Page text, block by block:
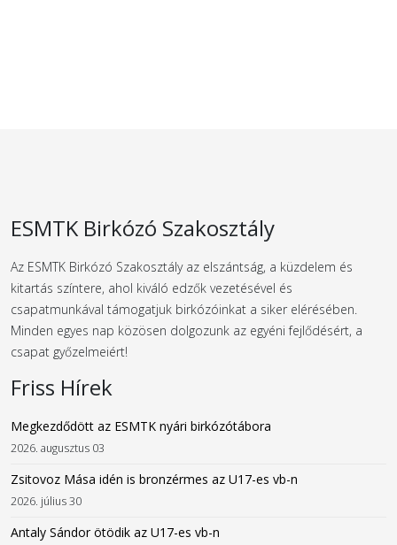
ESMTK Birkózó Szakosztály
Az ESMTK Birkózó Szakosztály az elszántság, a küzdelem és
kitartás színtere, ahol kiváló edzők vezetésével és
csapatmunkával támogatjuk birkózóinkat a siker elérésében.
Minden egyes nap közösen dolgozunk az egyéni fejlődésért, a
csapat győzelmeiért!
Friss Hírek
Megkezdődött az ESMTK nyári birkózótábora
2026. augusztus 03
Zsitovoz Mása idén is bronzérmes az U17-es vb-n
2026. július 30
Antaly Sándor ötödik az U17-es vb-n